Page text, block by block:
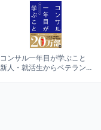
コンサル一年目が学ぶこと
新人・就活生からベテラン